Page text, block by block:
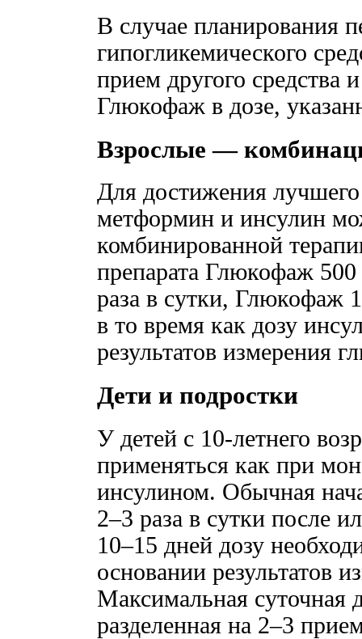
В случае планирования
гипогликемического
прием другого средства
Глюкофаж в дозе,
Взрослые —
Для достижения
метформин и инсулин
комбинированной
препарата Глюкофаж 500
раза в сутки, Глюкофаж
в то время как дозу
результатов измерения
Дети и подростки
У детей с 10-летнего
применяться как при
инсулином. Обычная
2–3 раза в сутки после
10–15 дней дозу
основании результатов
Максимальная суточная
разделенная на 2–3